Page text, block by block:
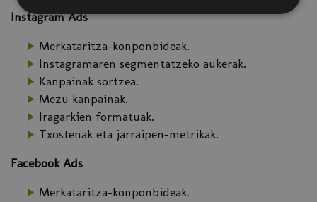
Instagram Ads
Merkataritza-konponbideak.
Instagramaren segmentatzeko aukerak.
Kanpainak sortzea.
Mezu kanpainak.
Iragarkien formatuak.
Txostenak eta jarraipen-metrikak.
Facebook Ads
Merkataritza-konponbideak.